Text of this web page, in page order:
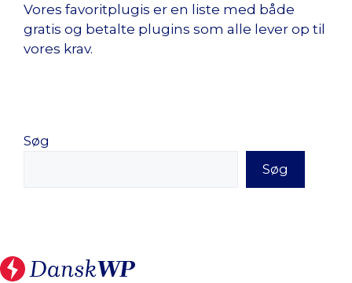
Vores favoritplugis er en liste med både
gratis og betalte plugins som alle lever op til
vores krav.
Søg
Søg